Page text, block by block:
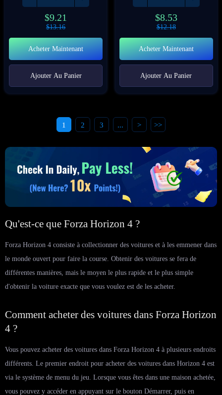
$9.21
$13.16
Acheter Maintenant
Ajouter Au Panier
$8.53
$12.18
Acheter Maintenant
Ajouter Au Panier
1 2 3 ... > >>
Qu'est-ce que Forza Horizon 4 ?
Forza Horizon 4 consiste à collectionner des voitures et à les emmener dans
le monde ouvert pour faire la course. Obtenir des voitures se fera de
différentes manières, mais le moyen le plus rapide et le plus simple
d'obtenir la voiture exacte que vous voulez est de les acheter.
Comment acheter des voitures dans Forza Horizon
4 ?
Vous pouvez acheter des voitures dans Forza Horizon 4 à plusieurs endroits
différents. Le premier endroit pour acheter des voitures dans Horizon 4 est
via le système de menu du jeu. Lorsque vous êtes dans une maison achetée,
vous pouvez y accéder en appuyant sur le bouton Démarrer, puis en